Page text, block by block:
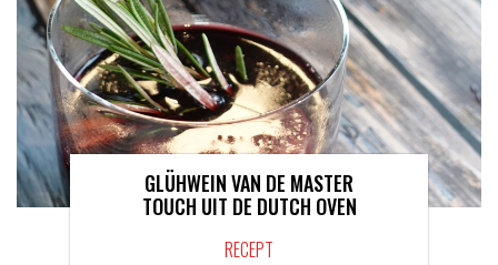
GLÜHWEIN VAN DE MASTER
TOUCH UIT DE DUTCH OVEN
RECEPT